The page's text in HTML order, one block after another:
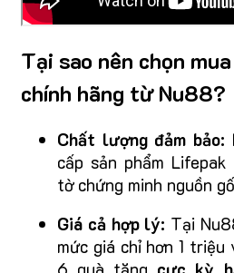
Tại sao nên chọn
chính hãng từ Nu88?
Chất lượng đảm bảo:
cấp sản phẩm
tờ chứng minh nguồn
Giá cả hợp lý: Tại
mức giá chỉ hơn 1 triệu